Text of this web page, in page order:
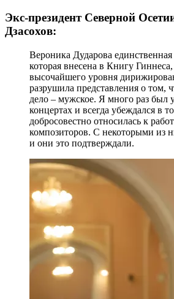
Экс-президент Северной
Дзасохов:
Вероника Дударова
которая внесена в Книгу
высочайшего уровня
разрушила представления о том,
дело – мужское. Я много раз был
концертах и всегда убеждался в
добросовестно относилась к
композиторов. С некоторыми из
и они это подтверждали.